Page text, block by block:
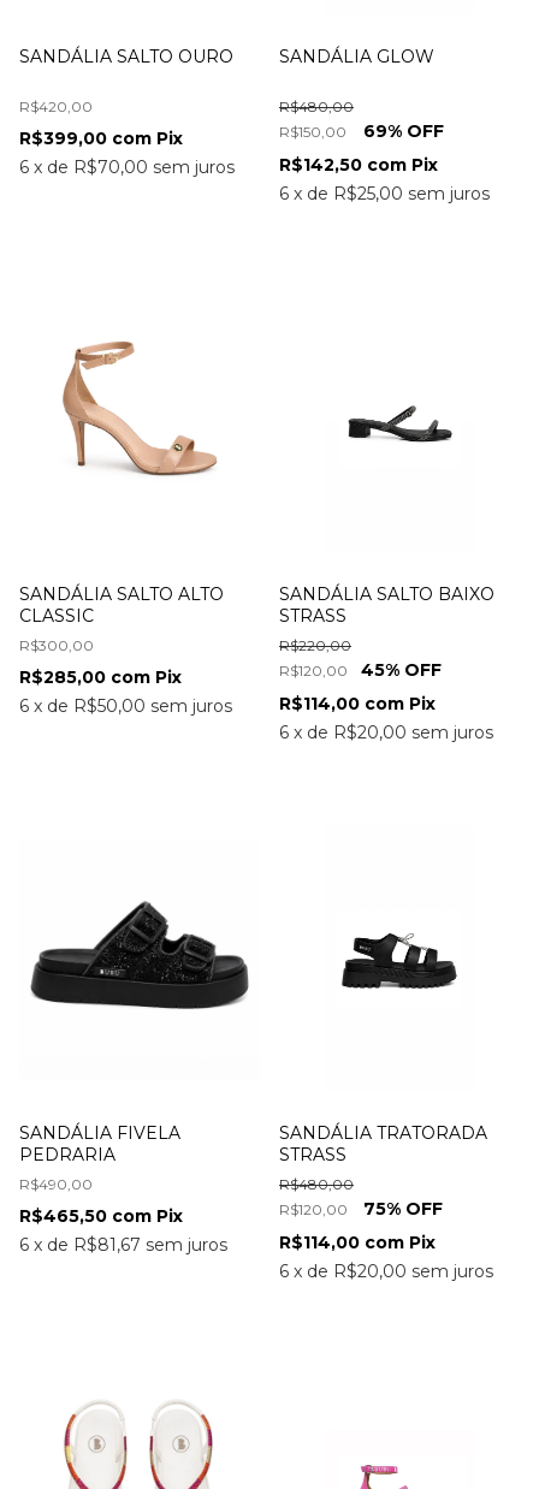
SANDÁLIA SALTO OURO
R$420,00
6 x de R$70,00 sem juros
R$399,00 com Pix
SANDÁLIA GLOW
R$150,00
R$480,00
69% OFF
6 x de R$25,00 sem juros
R$142,50 com Pix
SANDÁLIA SALTO ALTO
CLASSIC
R$300,00
6 x de R$50,00 sem juros
R$285,00 com Pix
SANDÁLIA SALTO BAIXO
STRASS
R$120,00
R$220,00
45% OFF
6 x de R$20,00 sem juros
R$114,00 com Pix
SANDÁLIA FIVELA
PEDRARIA
R$490,00
6 x de R$81,67 sem juros
R$465,50 com Pix
SANDÁLIA TRATORADA
STRASS
R$120,00
R$480,00
75% OFF
6 x de R$20,00 sem juros
R$114,00 com Pix